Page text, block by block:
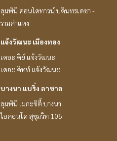
ลุมพินี คอนโดทาวน์ บดินทรเดชา -
รามคำแหง
แจ้งวัฒนะ เมืองทอง
เดอะ คีย์ แจ้งวัฒนะ
เดอะ คิทท์ แจ้งวัฒนะ
บางนา แบริ่ง ลาซาล
ลุมพินี เมกะซิตี้ บางนา
ไอคอนโด สุขุมวิท 105